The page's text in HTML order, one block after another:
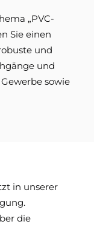
„PVC-
Sie einen
und
und
sowie
in unserer
die